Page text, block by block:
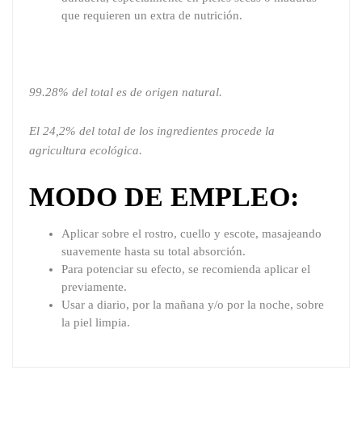
que requieren un extra de nutrición.
99.28% del total es de origen natural.
El 24,2% del total de los ingredientes procede la
agricultura ecológica.
MODO DE EMPLEO:
Aplicar sobre el rostro, cuello y escote, masajeando
suavemente hasta su total absorción.
Para potenciar su efecto, se recomienda aplicar el
previamente.
Usar a diario, por la mañana y/o por la noche, sobre
la piel limpia.